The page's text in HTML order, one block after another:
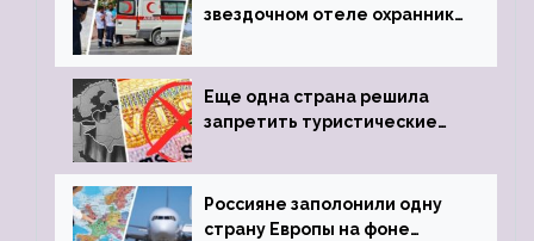
звездочном отеле охранник
пистолета
Еще одна страна решила
запретить туристические
Россияне заполонили одну
страну Европы на фоне